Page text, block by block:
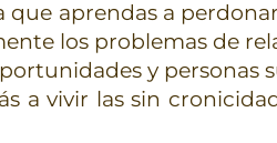
que aprendas a
los problemas de
y personas
a vivir las sin